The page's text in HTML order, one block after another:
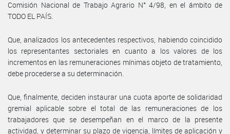
Comisión Nacional de Trabajo Agrario N° 4/98, en el ámbito de
TODO EL PAÍS.
Que, analizados los antecedentes respectivos, habiendo coincidido
los representantes sectoriales en cuanto a los valores de los
incrementos en las remuneraciones mínimas objeto de tratamiento,
debe procederse a su determinación.
Que, finalmente, deciden instaurar una cuota aporte de solidaridad
gremial aplicable sobre el total de las remuneraciones de los
trabajadores que se desempeñan en el marco de la presente
actividad, y determinar su plazo de vigencia, límites de aplicación y